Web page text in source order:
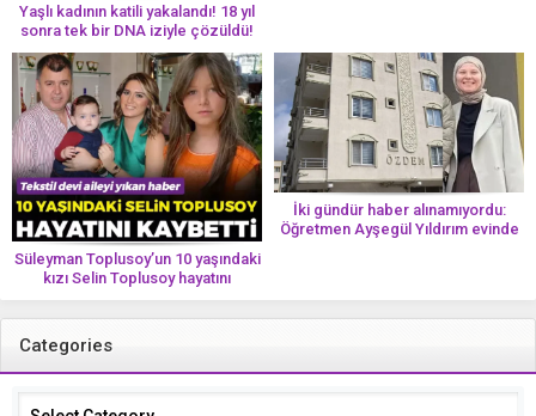
Yaşlı kadının katili yakalandı! 18 yıl
sonra tek bir DNA iziyle çözüldü!
Süleyman Toplusoy’un 10 yaşındaki
kızı Selin Toplusoy hayatını
kaybetti! ‘Ah dünya güzeli melek’
İki gündür haber alınamıyordu:
Öğretmen Ayşegül Yıldırım evinde
Categories
Categories